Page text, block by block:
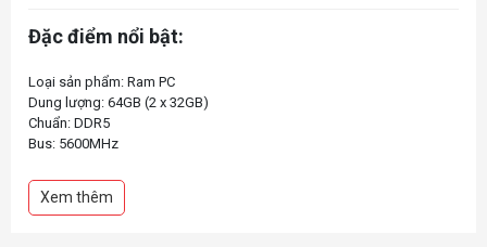
Đặc điểm nổi bật:
Loại sản phẩm: Ram PC
Dung lượng: 64GB (2 x 32GB)
Chuẩn: DDR5
Bus: 5600MHz
Xem thêm